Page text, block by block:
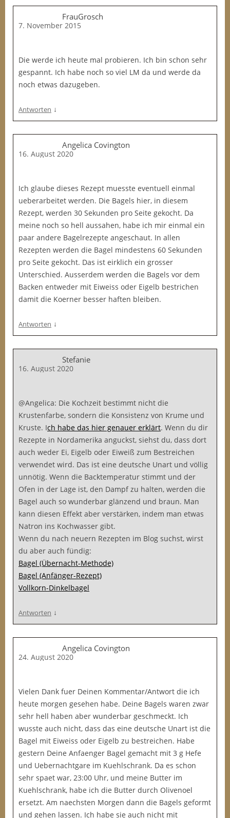
FrauGrosch
7. November 2015
Die werde ich heute mal probieren. Ich bin schon sehr
gespannt. Ich habe noch so viel LM da und werde da
noch etwas dazugeben.
Antworten ↓
Angelica Covington
16. August 2020
Ich glaube dieses Rezept muesste eventuell einmal
ueberarbeitet werden. Die Bagels hier, in diesem
Rezept, werden 30 Sekunden pro Seite gekocht. Da
meine noch so hell aussahen, habe ich mir einmal ein
paar andere Bagelrezepte angeschaut. In allen
Rezepten werden die Bagel mindestens 60 Sekunden
pro Seite gekocht. Das ist eirklich ein grosser
Unterschied. Ausserdem werden die Bagels vor dem
Backen entweder mit Eiweiss oder Eigelb bestrichen
damit die Koerner besser haften bleiben.
Antworten ↓
Stefanie
16. August 2020
@Angelica: Die Kochzeit bestimmt nicht die
Krustenfarbe, sondern die Konsistenz von Krume und
Kruste. Ich habe das hier genauer erklärt. Wenn du dir
Rezepte in Nordamerika anguckst, siehst du, dass dort
auch weder Ei, Eigelb oder Eiweiß zum Bestreichen
verwendet wird. Das ist eine deutsche Unart und völlig
unnötig. Wenn die Backtemperatur stimmt und der
Ofen in der Lage ist, den Dampf zu halten, werden die
Bagel auch so wunderbar glänzend und braun. Man
kann diesen Effekt aber verstärken, indem man etwas
Natron ins Kochwasser gibt.
Wenn du nach neuern Rezepten im Blog suchst, wirst
du aber auch fündig:
Bagel (Übernacht-Methode)
Bagel (Anfänger-Rezept)
Vollkorn-Dinkelbagel
Antworten ↓
Angelica Covington
24. August 2020
Vielen Dank fuer Deinen Kommentar/Antwort die ich
heute morgen gesehen habe. Deine Bagels waren zwar
sehr hell haben aber wunderbar geschmeckt. Ich
wusste auch nicht, dass das eine deutsche Unart ist die
Bagel mit Eiweiss oder Eigelb zu bestreichen. Habe
gestern Deine Anfaenger Bagel gemacht mit 3 g Hefe
und Uebernachtgare im Kuehlschrank. Da es schon
sehr spaet war, 23:00 Uhr, und meine Butter im
Kuehlschrank, habe ich die Butter durch Olivenoel
ersetzt. Am naechsten Morgen dann die Bagels geformt
und gehen lassen. Ich habe sie auch nicht mit